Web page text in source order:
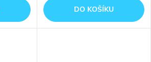
DO KOŠÍKU